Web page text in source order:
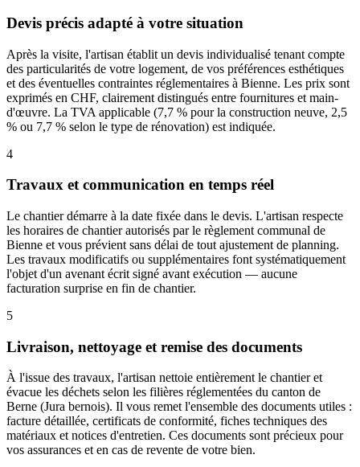
Devis précis adapté à votre situation
Après la visite, l'artisan établit un devis individualisé tenant compte
des particularités de votre logement, de vos préférences esthétiques
et des éventuelles contraintes réglementaires à Bienne. Les prix sont
exprimés en CHF, clairement distingués entre fournitures et main-
d'œuvre. La TVA applicable (7,7 % pour la construction neuve, 2,5
% ou 7,7 % selon le type de rénovation) est indiquée.
4
Travaux et communication en temps réel
Le chantier démarre à la date fixée dans le devis. L'artisan respecte
les horaires de chantier autorisés par le règlement communal de
Bienne et vous prévient sans délai de tout ajustement de planning.
Les travaux modificatifs ou supplémentaires font systématiquement
l'objet d'un avenant écrit signé avant exécution — aucune
facturation surprise en fin de chantier.
5
Livraison, nettoyage et remise des documents
À l'issue des travaux, l'artisan nettoie entièrement le chantier et
évacue les déchets selon les filières réglementées du canton de
Berne (Jura bernois). Il vous remet l'ensemble des documents utiles :
facture détaillée, certificats de conformité, fiches techniques des
matériaux et notices d'entretien. Ces documents sont précieux pour
vos assurances et en cas de revente de votre bien.